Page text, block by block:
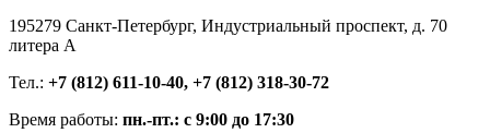
195279 Санкт-Петербург, Индустриальный проспект, д. 70
литера А
Тел.: +7 (812) 611-10-40, +7 (812) 318-30-72
Время работы: пн.-пт.: с 9:00 до 17:30